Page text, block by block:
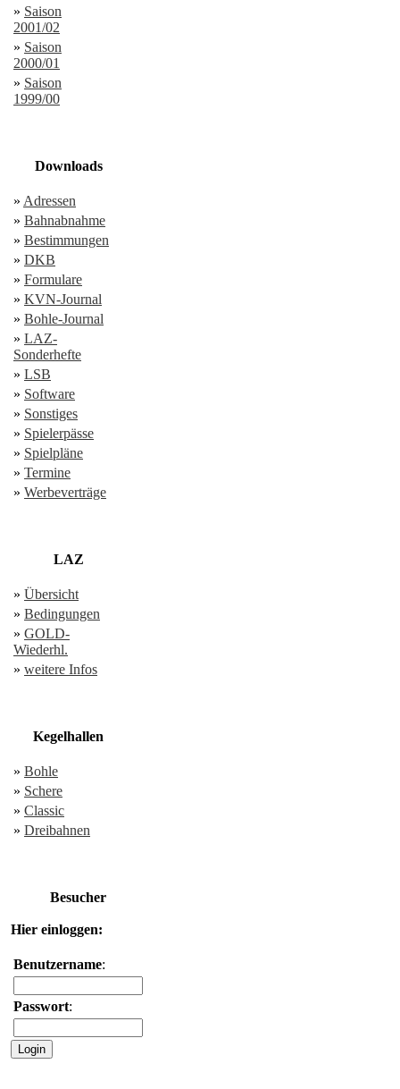
» Saison
2001/02
» Saison
2000/01
» Saison
1999/00
Downloads
» Adressen
» Bahnabnahme
» Bestimmungen
» DKB
» Formulare
» KVN-Journal
» Bohle-Journal
» LAZ-
Sonderhefte
» LSB
» Software
» Sonstiges
» Spielerpässe
» Spielpläne
» Termine
» Werbeverträge
LAZ
» Übersicht
» Bedingungen
» GOLD-
Wiederhl.
» weitere Infos
Kegelhallen
» Bohle
» Schere
» Classic
» Dreibahnen
Besucher
Hier einloggen:
Benutzername:
Passwort: